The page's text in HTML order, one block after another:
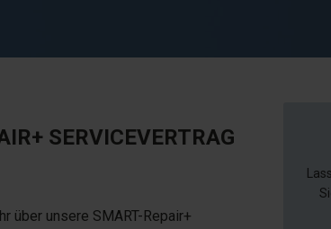
SERVICEVERTRAG
über unsere SMART-Repair+